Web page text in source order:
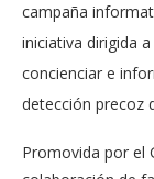
campaña
iniciativa dirigida
concienciar e
detección precoz
Promovida por el